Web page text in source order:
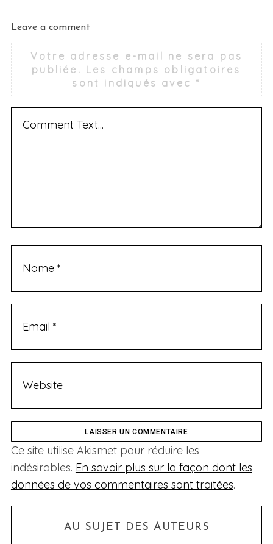
Leave a comment
Votre adresse e-mail ne sera pas
publiée. Les champs obligatoires
sont indiqués avec*
Ce site utilise Akismet pour réduire les
indésirables. En savoir plus sur la façon dont les
données de vos commentaires sont traitées.
AU SUJET DES AUTEURS